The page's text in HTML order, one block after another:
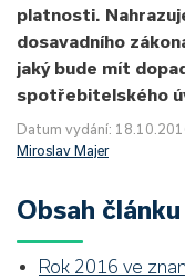
platnosti.
dosavadního
jaký bude mít
spotřebitelského
Datum vydání:
Miroslav Majer
Obsah článku
Rok 2016 ve